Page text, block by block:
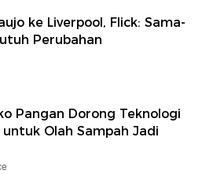
ke Liverpool, Flick: Sama-
Perubahan
Pangan Dorong Teknologi
untuk Olah Sampah Jadi